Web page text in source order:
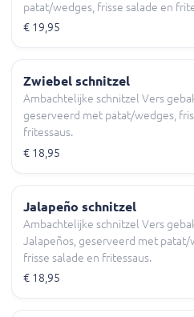
patat/wedges, frisse salade en
€ 19,95
Zwiebel schnitzel
Ambachtelijke schnitzel Vers
geserveerd met patat/wedges,
fritessaus.
€ 18,95
Jalapeño schnitzel
Ambachtelijke schnitzel Vers
Jalapeños, geserveerd met patat/
frisse salade en fritessaus.
€ 18,95